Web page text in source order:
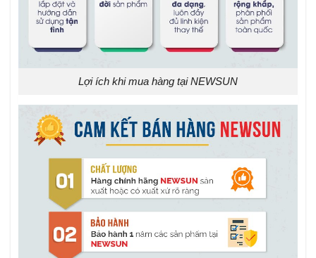
Lợi ích khi mua hàng tại NEWSUN